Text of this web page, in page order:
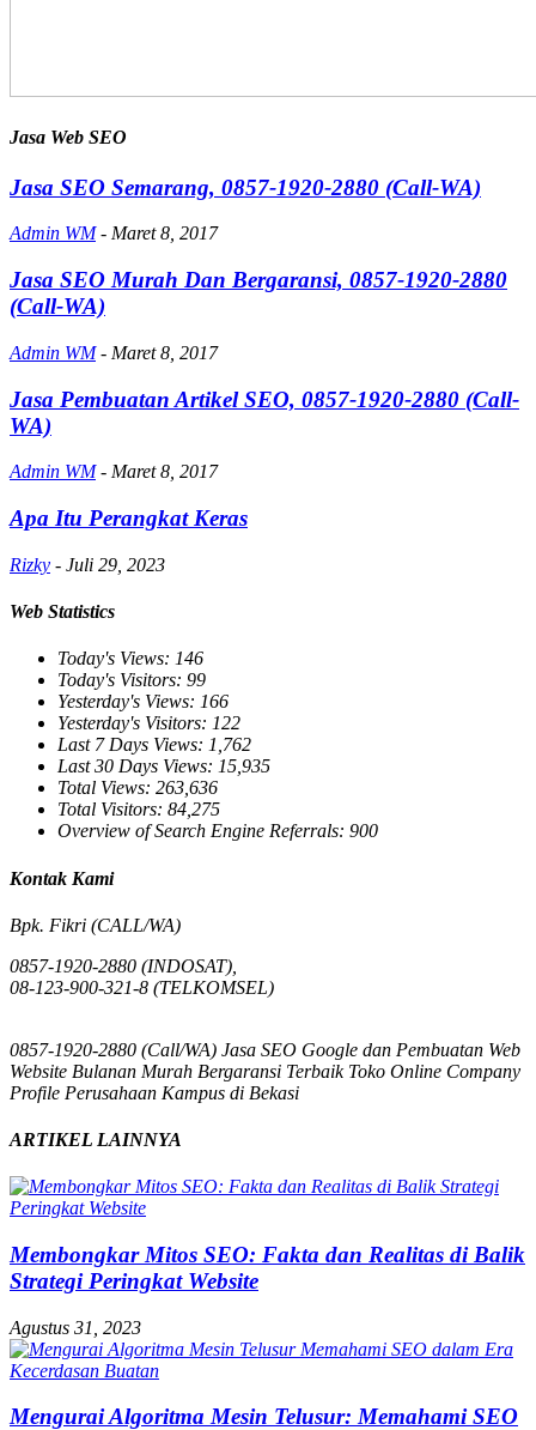
Jasa Web SEO
Jasa SEO Semarang, 0857-1920-2880 (Call-WA)
Admin WM - Maret 8, 2017
Jasa SEO Murah Dan Bergaransi, 0857-1920-2880
(Call-WA)
Admin WM - Maret 8, 2017
Jasa Pembuatan Artikel SEO, 0857-1920-2880 (Call-
WA)
Admin WM - Maret 8, 2017
Apa Itu Perangkat Keras
Rizky - Juli 29, 2023
Web Statistics
Today's Views: 146
Today's Visitors: 99
Yesterday's Views: 166
Yesterday's Visitors: 122
Last 7 Days Views: 1,762
Last 30 Days Views: 15,935
Total Views: 263,636
Total Visitors: 84,275
Overview of Search Engine Referrals: 900
Kontak Kami
Bpk. Fikri (CALL/WA)
0857-1920-2880 (INDOSAT),
08-123-900-321-8 (TELKOMSEL)
0857-1920-2880 (Call/WA) Jasa SEO Google dan Pembuatan Web
Website Bulanan Murah Bergaransi Terbaik Toko Online Company
Profile Perusahaan Kampus di Bekasi
ARTIKEL LAINNYA
Membongkar Mitos SEO: Fakta dan Realitas di Balik
Strategi Peringkat Website
Agustus 31, 2023
Mengurai Algoritma Mesin Telusur: Memahami SEO